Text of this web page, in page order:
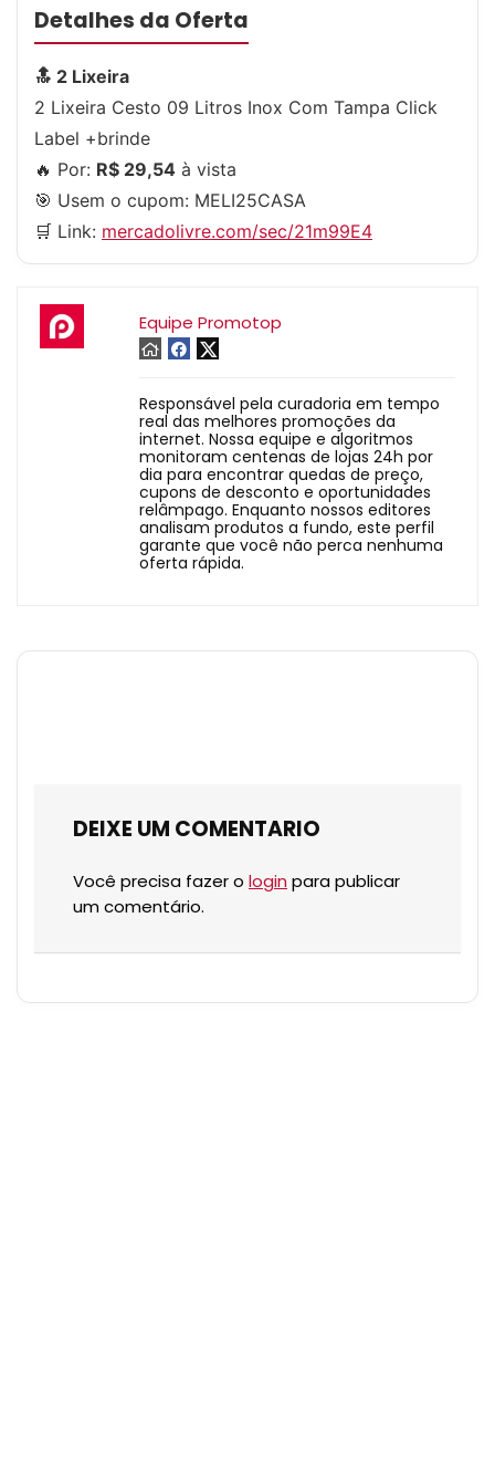
Detalhes da Oferta
🔝 2 Lixeira
2 Lixeira Cesto 09 Litros Inox Com Tampa Click
Label +brinde
🔥 Por: R$ 29,54 à vista
🎯 Usem o cupom: MELI25CASA
🛒 Link: mercadolivre.com/sec/21m99E4
Equipe Promotop
Responsável pela curadoria em tempo
real das melhores promoções da
internet. Nossa equipe e algoritmos
monitoram centenas de lojas 24h por
dia para encontrar quedas de preço,
cupons de desconto e oportunidades
relâmpago. Enquanto nossos editores
analisam produtos a fundo, este perfil
garante que você não perca nenhuma
oferta rápida.
DEIXE UM COMENTARIO
Você precisa fazer o login para publicar
um comentário.